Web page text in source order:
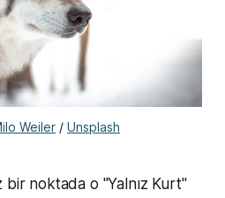
Weiler / Unsplash
bir noktada o "Yalnız Kurt"